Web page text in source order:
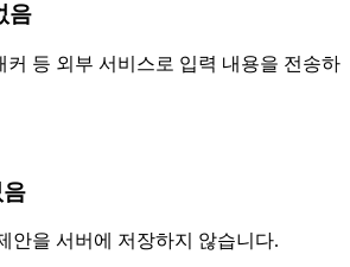
음
커 등 외부 서비스로 입력 내용을 전송하
안을 서버에 저장하지 않습니다.